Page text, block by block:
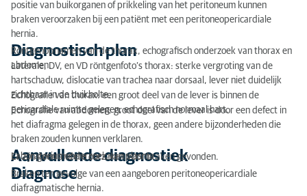
Diagnose
Behandeling
Postoperatieve beeldvorming
Resultaat
positie van buikorganen of prikkeling van het peritoneum kunnen
braken veroorzaken bij een patiënt met een peritoneopericardiale
hernia.
Diagnostisch plan
Röntgenopnamen van de thorax, echografisch onderzoek van thorax en
abdomen.
Laterale, DV, en VD röntgenfoto’s thorax: sterke vergroting van de
hartschaduw, dislocatie van trachea naar dorsaal, lever niet duidelijk
zichtbaar in de buikholte.
Echografie van thorax: een groot deel van de lever is binnen de
pericardiale ruimte gelegen, echografisch normaal hart.
Echografie van abdomen: groot deel van de lever is door een defect in
het diafragma gelegen in de thorax, geen andere bijzonderheden die
braken zouden kunnen verklaren.
Aanvullende diagnostiek
Laboratoriumonderzoek van plasma.
Er zijn geen andere oorzaken voor braken gevonden.
Diagnose
Braken ten gevolge van een aangeboren peritoneopericardiale
diafragmatische hernia.